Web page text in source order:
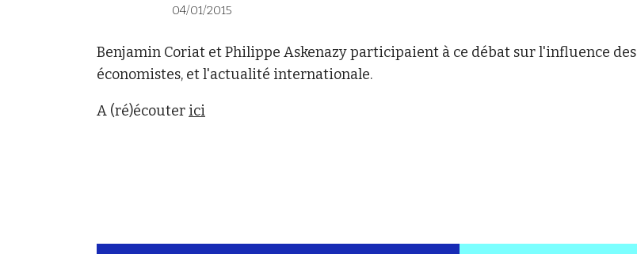
04/01/2015
Benjamin Coriat et Philippe Askenazy participaient à ce débat sur l'influence des
économistes, et l'actualité internationale.
A (ré)écouter ici